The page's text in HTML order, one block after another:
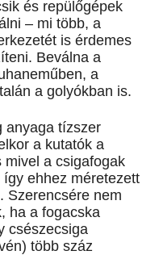
és repülőgépek
– mi több, a
is érdemes
Beválna a
a
a golyókban is.
anyaga tízszer
a kutatók a
mivel a csigafogak
ehhez méretezett
Szerencsére nem
ha a fogacska
csészecsiga
több száz